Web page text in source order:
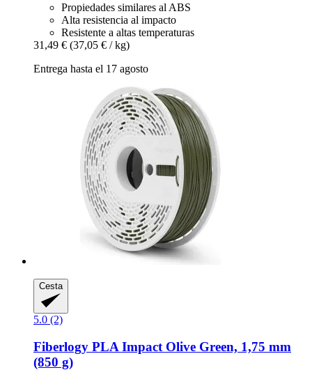
Propiedades similares al ABS
Alta resistencia al impacto
Resistente a altas temperaturas
31,49 € (37,05 € / kg)
Entrega hasta el 17 agosto
Cesta
5.0 (2)
Fiberlogy PLA Impact Olive Green, 1,75 mm
(850 g)